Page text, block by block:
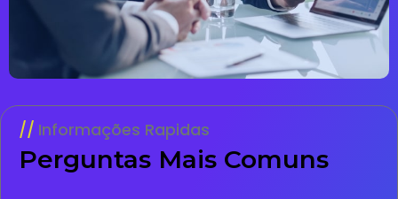
Informações Rapidas
Perguntas Mais Comuns